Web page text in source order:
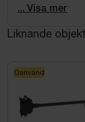
Kastvikt, min: 8
... Visa mer
Liknande
Oanvänd